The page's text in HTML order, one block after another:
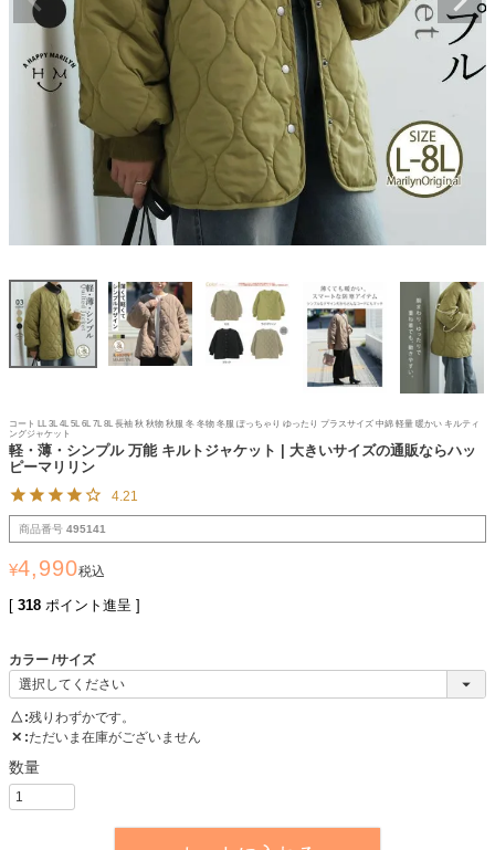
コート LL 3L 4L 5L 6L 7L 8L 長袖 秋 秋物 秋服 冬 冬物 冬服 ぽっちゃり ゆったり プラスサイズ 中綿 軽量 暖かい キルティ
ングジャケット
軽・薄・シンプル 万能 キルトジャケット | 大きいサイズの通販ならハッ
ピーマリリン
4.21
商品番号 495141
¥4,990税込
[ 318 ポイント進呈 ]
カラー サイズ
△ 残りわずかです。
✕ ただいま在庫がございません